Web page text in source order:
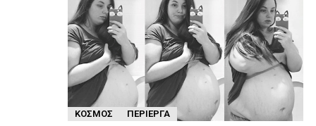
ΚΌΣΜΟΣ ΠΕΡΊΕΡΓΑ